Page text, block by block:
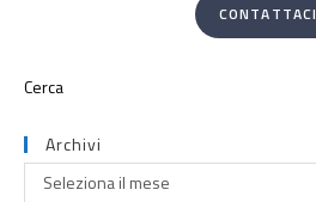
CONTATTACI
Archivi
Seleziona il mese